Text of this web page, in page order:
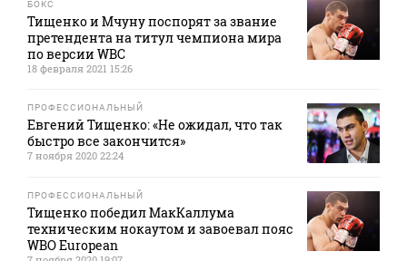
БОКС
Тищенко и Мчуну поспорят за звание
претендента на титул чемпиона мира
по версии WBC
18 февраля 2021 15:26
ПРОФЕССИОНАЛЬНЫЙ
Евгений Тищенко: «Не ожидал, что так
быстро все закончится»
7 ноября 2020 22:24
ПРОФЕССИОНАЛЬНЫЙ
Тищенко победил МакКаллума
техническим нокаутом и завоевал пояс
WBO European